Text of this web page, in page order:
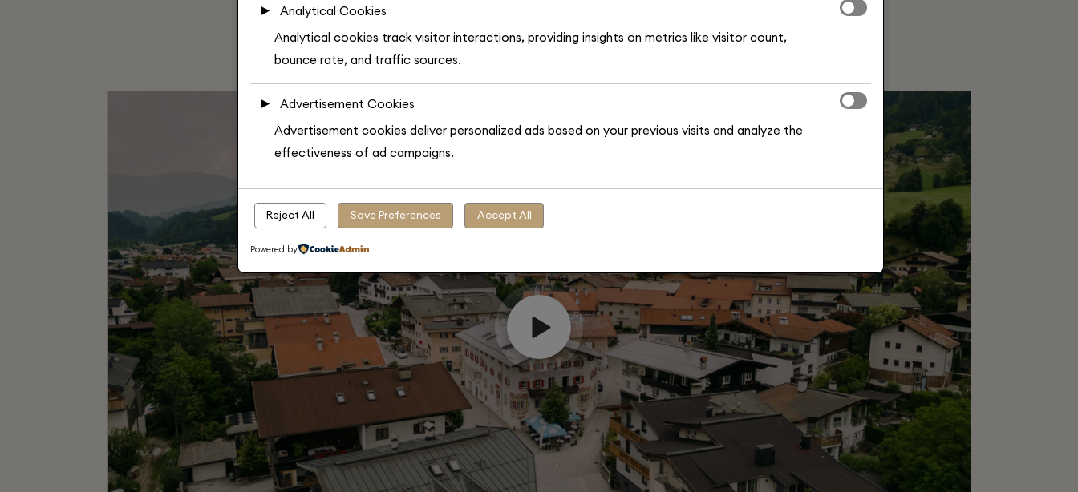
Wir freuen uns darauf, Sie bei uns willkommen zu heißen!
Fanni, Daniel & Elias
►
Analytical Cookies
Analytical cookies track visitor interactions, providing insights on metrics like visitor count,
bounce rate, and traffic sources.
►
Advertisement Cookies
Advertisement cookies deliver personalized ads based on your previous visits and analyze the
effectiveness of ad campaigns.
Reject All Save Preferences Accept All
Powered by